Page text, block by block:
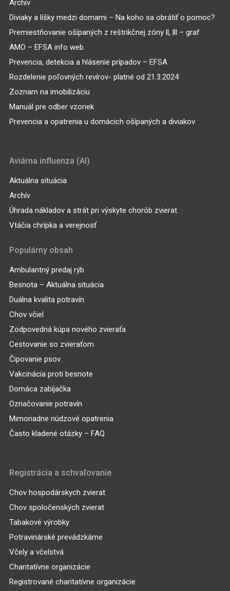
Archív
Diviaky a líšky medzi domami – Na koho sa obrátiť o pomoc?
Premiestňovanie ošípaných z reštrikčnej zóny ll, lll – graf
AMO – EFSA info web
Prevencia, detekcia a hlásenie prípadov – EFSA
Rozdelenie poľovných revírov- platné od 21.3.2024
Zoznam na imobilizáciu
Manuál pre odber vzoriek
Prevencia a opatrenia u domácich ošípaných a diviakov
Aviárna influenza (AI)
Aktuálna situácia
Archív
Úhrada nákladov a strát pri výskyte chorôb zvierat
Vtáčia chrípka a verejnosť
Populárny obsah
Ambulantný predaj rýb
Besnota – Aktuálna situácia
Duálna kvalita potravín
Chov včiel
Zodpovedná kúpa nového zvieraťa
Cestovanie so zvieraťom
Čipovanie psov
Vakcinácia proti besnote
Domáca zabíjačka
Označovanie potravín
Mimoriadne núdzové opatrenia
Často kladené otázky – FAQ
Registrácia a schvaľovanie
Chov hospodárskych zvierat
Chov spoločenských zvierat
Tabakové výrobky
Potravinárské prevádzkárne
Včely a včelstvá
Charitatívne organizácie
Registrované charitatívne organizácie